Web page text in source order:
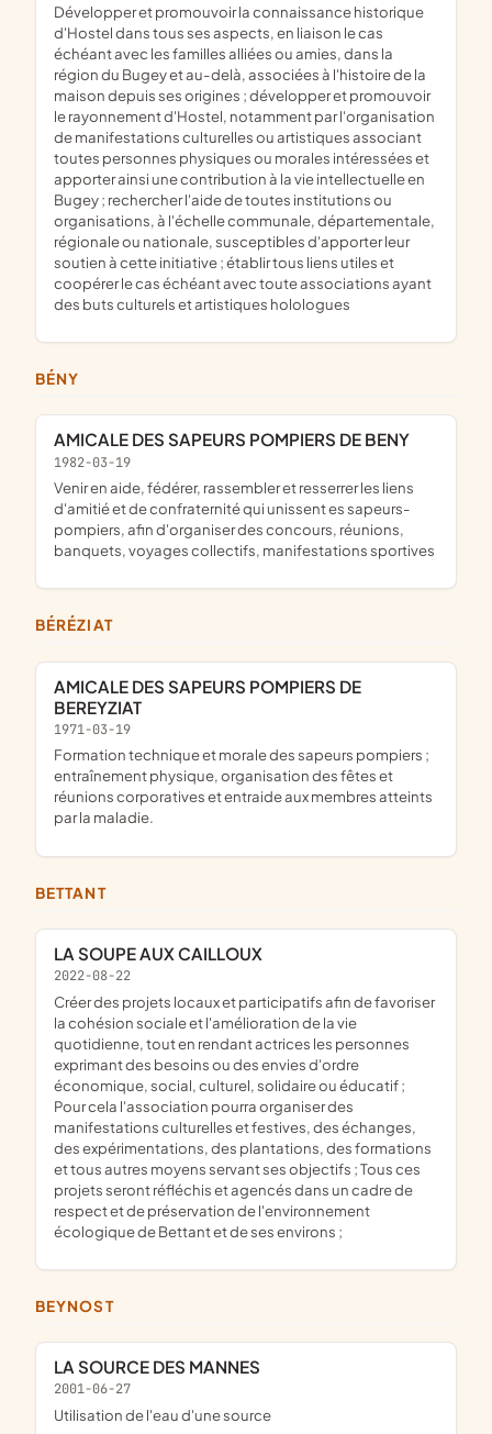
développer et promouvoir la connaissance historique
d'Hostel dans tous ses aspects, en liaison le cas
échéant avec les familles alliées ou amies, dans la
région du Bugey et au-delà, associées à l'histoire de la
maison depuis ses origines ; développer et promouvoir
le rayonnement d'Hostel, notamment par l'organisation
de manifestations culturelles ou artistiques associant
toutes personnes physiques ou morales intéressées et
apporter ainsi une contribution à la vie intellectuelle en
Bugey ; rechercher l'aide de toutes institutions ou
organisations, à l'échelle communale, départementale,
régionale ou nationale, susceptibles d'apporter leur
soutien à cette initiative ; établir tous liens utiles et
coopérer le cas échéant avec toute associations ayant
des buts culturels et artistiques holologues
BÉNY
AMICALE DES SAPEURS POMPIERS DE BENY
1982-03-19
venir en aide, fédérer, rassembler et resserrer les liens
d'amitié et de confraternité qui unissent es sapeurs-
pompiers, afin d'organiser des concours, réunions,
banquets, voyages collectifs, manifestations sportives
BÉRÉZIAT
AMICALE DES SAPEURS POMPIERS DE
BEREYZIAT
1971-03-19
formation technique et morale des sapeurs pompiers ;
entraînement physique, organisation des fêtes et
réunions corporatives et entraide aux membres atteints
par la maladie.
BETTANT
LA SOUPE AUX CAILLOUX
2022-08-22
créer des projets locaux et participatifs afin de favoriser
la cohésion sociale et l'amélioration de la vie
quotidienne, tout en rendant actrices les personnes
exprimant des besoins ou des envies d'ordre
économique, social, culturel, solidaire ou éducatif ;
Pour cela l'association pourra organiser des
manifestations culturelles et festives, des échanges,
des expérimentations, des plantations, des formations
et tous autres moyens servant ses objectifs ; Tous ces
projets seront réfléchis et agencés dans un cadre de
respect et de préservation de l'environnement
écologique de Bettant et de ses environs ;
BEYNOST
LA SOURCE DES MANNES
2001-06-27
utilisation de l'eau d'une source